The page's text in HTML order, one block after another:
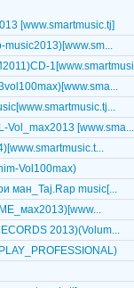
[www.smartmusic.tj]
music2013)[www.sm...
Vol_max2013 [www.sma...
Vol100max)
ман_Taj.Rap music[...
2013)(Volum...